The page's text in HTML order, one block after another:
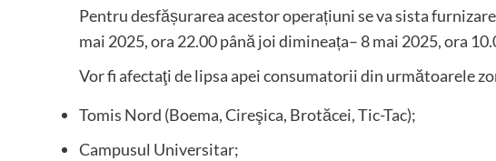
Pentru desfășurarea acestor operațiuni se va sista
mai 2025, ora 22.00 până joi dimineața– 8 mai 2025, ora
Vor fi afectaţi de lipsa apei consumatorii din următoarele
Tomis Nord (Boema, Cireşica, Brotăcei, Tic-Tac);
Campusul Universitar;